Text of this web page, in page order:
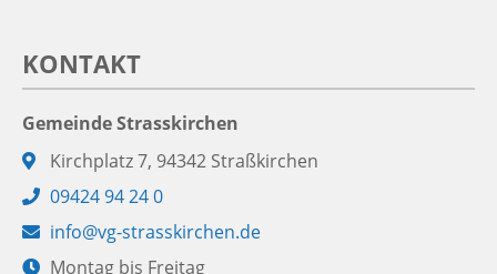
KONTAKT
Gemeinde Strasskirchen
Adresse:
Kirchplatz 7, 94342 Straßkirchen
Telefon:
09424 94 24 0
E-
Mail:
info@vg-strasskirchen.de
Öffnungszeiten:
Montag bis Freitag